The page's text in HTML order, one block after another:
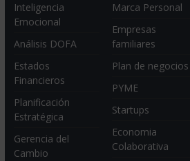
Inteligencia
Emocional
Análisis DOFA
Estados
Financieros
Planificación
Estratégica
Gerencia del
Cambio
Marca Personal
Empresas
familiares
Plan de negocios
PYME
Startups
Economia
Colaborativa